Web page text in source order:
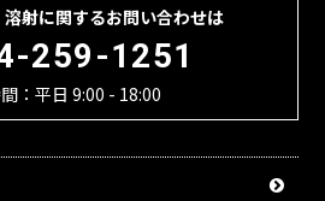
射に関するお問い合わせは
259-1251
：平日 9:00 - 18:00